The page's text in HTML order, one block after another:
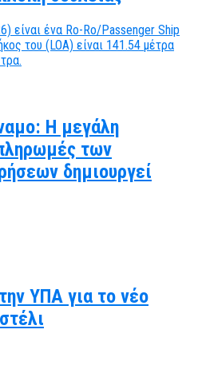
Η μεγάλη
των
δημιουργεί
ΥΠΑ για το νέο